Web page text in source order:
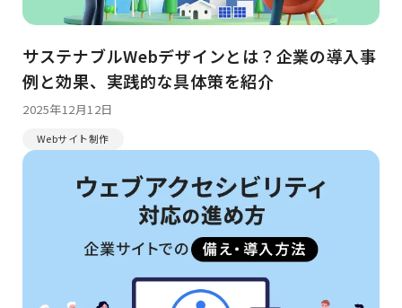
サステナブルWebデザインとは？企業の導入事
例と効果、実践的な具体策を紹介
2025年12月12日
Webサイト制作